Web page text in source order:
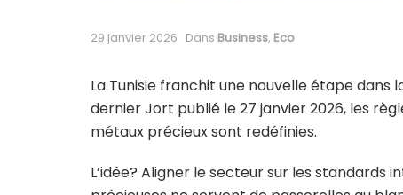
29 janvier 2026 Dans Business, Eco
La Tunisie franchit une nouvelle étape dans
dernier Jort publié le 27 janvier 2026, les
métaux précieux sont redéfinies.
L’idée? Aligner le secteur sur les standards